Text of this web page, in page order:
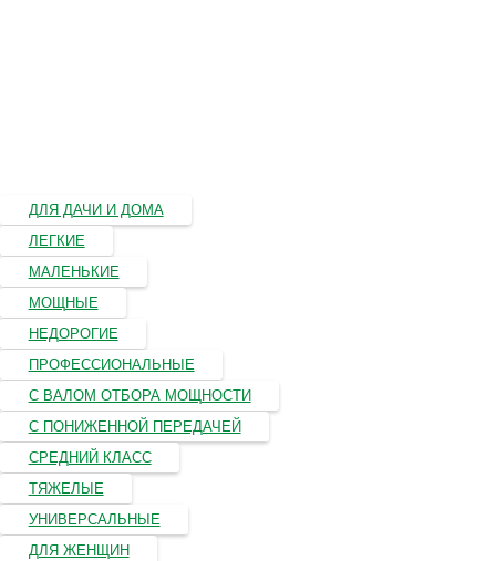
ДЛЯ ДАЧИ И ДОМА
ЛЕГКИЕ
МАЛЕНЬКИЕ
МОЩНЫЕ
НЕДОРОГИЕ
ПРОФЕССИОНАЛЬНЫЕ
С ВАЛОМ ОТБОРА МОЩНОСТИ
С ПОНИЖЕННОЙ ПЕРЕДАЧЕЙ
СРЕДНИЙ КЛАСС
ТЯЖЕЛЫЕ
УНИВЕРСАЛЬНЫЕ
ДЛЯ ЖЕНЩИН